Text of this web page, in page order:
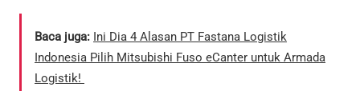
Baca juga: Ini Dia 4 Alasan PT Fastana Logistik
Indonesia Pilih Mitsubishi Fuso eCanter untuk Armada
Logistik!